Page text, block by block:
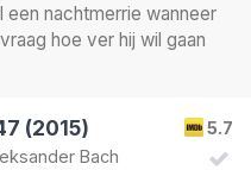
nachtmerrie wanneer
hoe ver hij wil gaan
5.7
(2015)
Bach